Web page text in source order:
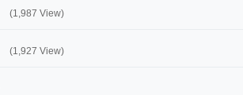
(1,987 View)
(1,927 View)